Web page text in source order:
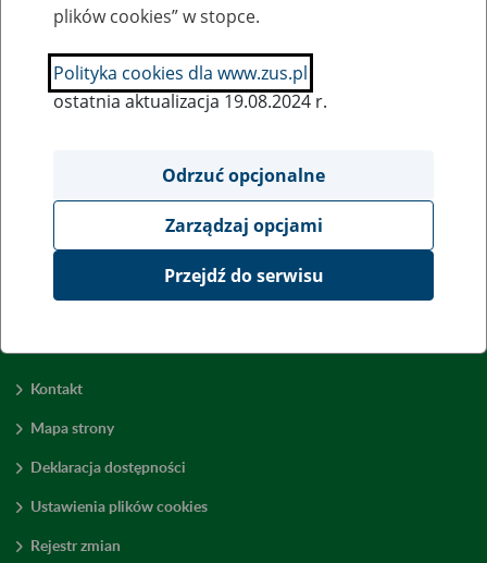
SZUKAJ
Wyświetl wszystkie
Kontakt
Mapa strony
Deklaracja dostępności
Ustawienia plików cookies
Rejestr zmian
plików cookies” w stopce.
Polityka cookies dla www.zus.pl
ostatnia aktualizacja 19.08.2024 r.
Odrzuć opcjonalne
Zarządzaj opcjami
Przejdź do serwisu